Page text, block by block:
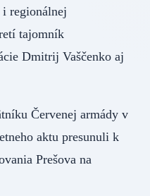
regionálnej
tajomník
Dmitrij Vaščenko aj
Červenej armády v
aktu presunuli k
Prešova na